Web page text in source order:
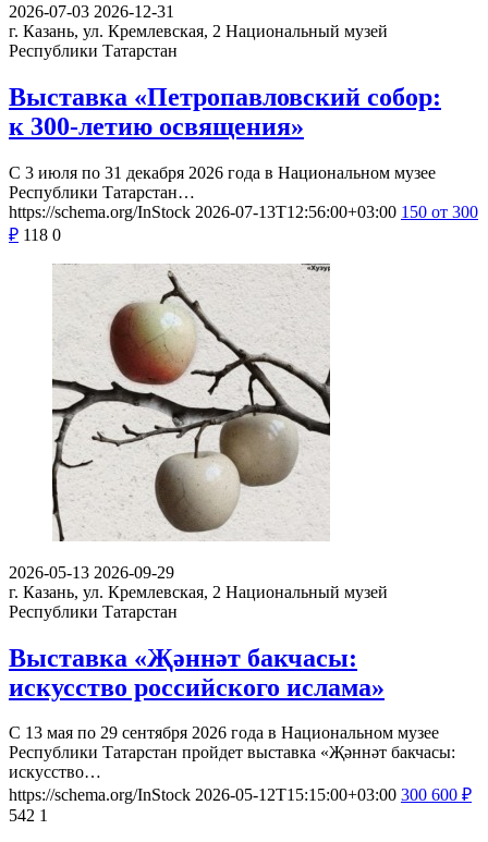
2026-07-03 2026-12-31
г. Казань, ул. Кремлевская, 2 Национальный музей
Республики Татарстан
Выставка «Петропавловский собор:
к 300-летию освящения»
С 3 июля по 31 декабря 2026 года в Национальном музее
Республики Татарстан…
https://schema.org/InStock 2026-07-13T12:56:00+03:00 150 от 300
₽ 118 0
2026-05-13 2026-09-29
г. Казань, ул. Кремлевская, 2 Национальный музей
Республики Татарстан
Выставка «Җәннәт бакчасы:
искусство российского ислама»
С 13 мая по 29 сентября 2026 года в Национальном музее
Республики Татарстан пройдет выставка «Җәннәт бакчасы:
искусство…
https://schema.org/InStock 2026-05-12T15:15:00+03:00 300 600 ₽
542 1